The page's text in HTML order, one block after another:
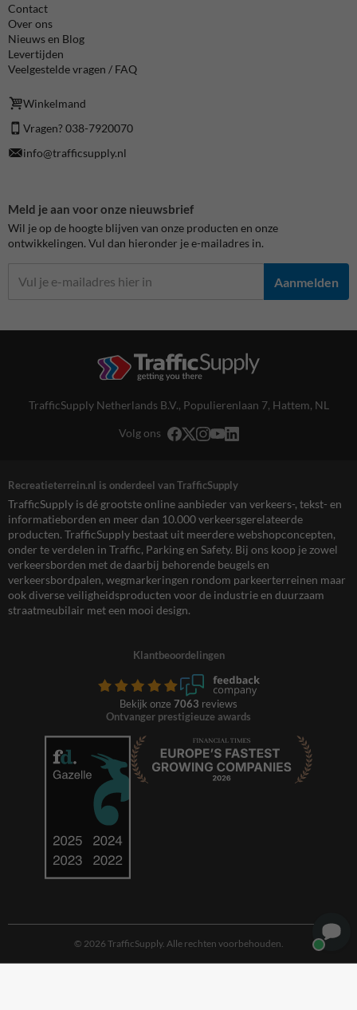
Contact
Over ons
Nieuws en Blog
Levertijden
Veelgestelde vragen / FAQ
Winkelmand
Vragen? 038-7920070
info@trafficsupply.nl
Meld je aan voor onze nieuwsbrief
Wil je op de hoogte blijven van onze producten en onze
ontwikkelingen. Vul dan hieronder je e-mailadres in.
Aanmelden
TrafficSupply Netherlands B.V., Populierenlaan 7, Hattem, NL
Volg ons
Recreatieterrein.nl is onderdeel van TrafficSupply
TrafficSupply is dé grootste online aanbieder van verkeers-, tekst- en
informatieborden en meer dan 10.000 verkeersgerelateerde
producten. TrafficSupply bestaat uit meerdere webshopconcepten,
onder te verdelen in Traffic, Parking en Safety. Bij ons koop je zowel
verkeersborden met de daarbij behorende beugels en
verkeersbordpalen, wegmarkeringen rondom parkeerterreinen maar
ook diverse veiligheidsproducten voor de industrie en duurzaam
straatmeubilair met een mooi design.
Klantbeoordelingen
Bekijk onze 7063 reviews
Ontvanger prestigieuze awards
© 2026 TrafficSupply. Alle rechten voorbehouden.